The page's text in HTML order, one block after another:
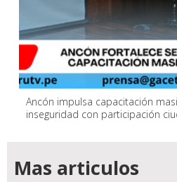
Ancón impulsa capacitación
inseguridad con participación
Mas articulos